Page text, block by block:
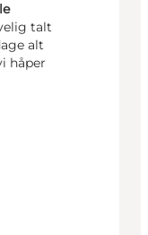
talt
alt
håper